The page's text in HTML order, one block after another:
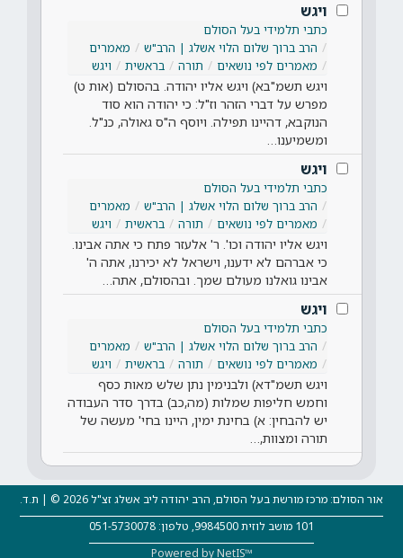
ויגש
כתבי תלמידי בעל הסולם
הרב ברוך שלום הלוי אשלג | הרב"ש
מאמרים
מאמרים לפי נושאים
תורה בראשית ויגש
ויגש תשמ"בא) ויגש אליו יהודה. בהסולם (אות ט)
מפרש על דברי הזהר וז"ל: כי יהודה הוא סוד
הנוקבא, דהיינו תפילה. ויוסף ה"ס גאולה, כנ"ל.
ומשמיענו…
ויגש
כתבי תלמידי בעל הסולם
הרב ברוך שלום הלוי אשלג | הרב"ש
מאמרים
מאמרים לפי נושאים
תורה בראשית ויגש
ויגש אליו יהודה וכו'. ר' אלעזר פתח כי אתה אבינו.
כי אברהם לא ידענו, וישראל לא יכירנו, אתה ה'
אבינו גואלנו מעולם שמך. ובהסולם, אתה…
ויגש
כתבי תלמידי בעל הסולם
הרב ברוך שלום הלוי אשלג | הרב"ש
מאמרים
מאמרים לפי נושאים
תורה בראשית ויגש
ויגש תשמ"דא) ולבנימין נתן שלש מאות כסף
וחמש חליפות שמלות (מה,כב) בדרך סדר העבודה
יש להבחין: א) בחינת ימין, היינו בחי' מעשה של
תורה ומצוות,…
אור הסולם: מרכז מורשת בעל הסולם, הרב יהודה ליב אשלג זצ"ל 2026 © | ת.ד.
101 מושב לוזית 9984500, טלפון: 051-5730078
Powered by NetIS™